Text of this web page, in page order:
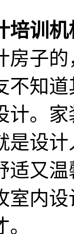
培训
房子
不知
计。
是设
适又
室内